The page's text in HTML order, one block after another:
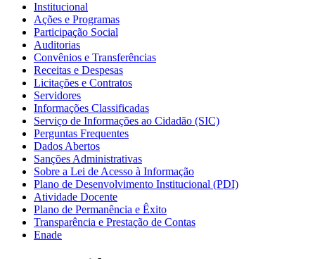
Institucional
Ações e Programas
Participação Social
Auditorias
Convênios e Transferências
Receitas e Despesas
Licitações e Contratos
Servidores
Informações Classificadas
Serviço de Informações ao Cidadão (SIC)
Perguntas Frequentes
Dados Abertos
Sanções Administrativas
Sobre a Lei de Acesso à Informação
Plano de Desenvolvimento Institucional (PDI)
Atividade Docente
Plano de Permanência e Êxito
Transparência e Prestação de Contas
Enade